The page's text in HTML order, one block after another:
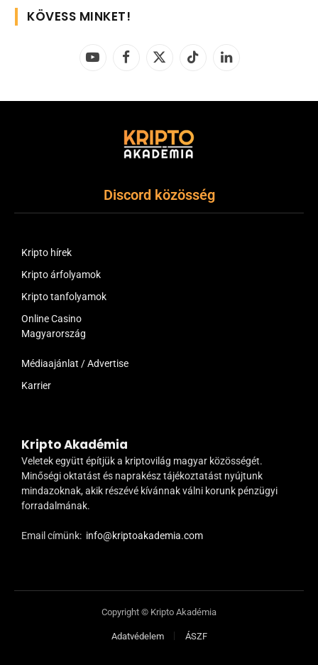
KÖVESS MINKET!
YouTubeFacebook
X
TikTok LinkedIn
Discord közösség
Kripto hírek
Kripto árfolyamok
Kripto tanfolyamok
Online Casino
Magyarország
Médiaajánlat / Advertise
Karrier
Kripto Akadémia
Veletek együtt építjük a kriptovilág magyar közösségét.
Minőségi oktatást és naprakész tájékoztatást nyújtunk
mindazoknak, akik részévé kívánnak válni korunk pénzügyi
forradalmának.
Email címünk: info@kriptoakademia.com
Copyright © Kripto Akadémia
Adatvédelem ÁSZF